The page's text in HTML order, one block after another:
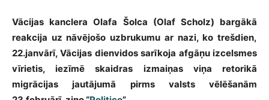
Vācijas kanclera Olafa Šolca (Olaf Scholz) bargākā
reakcija uz nāvējošo uzbrukumu ar nazi, ko trešdien,
22.janvārī, Vācijas dienvidos sarīkoja afgāņu izcelsmes
vīrietis, iezīmē skaidras izmaiņas viņa retorikā
migrācijas jautājumā pirms valsts vēlēšanām